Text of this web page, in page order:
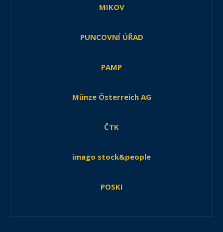
MIKOV
PUNCOVNÍ ÚŘAD
PAMP
Münze Österreich AG
ČTK
imago stock&people
POSKI